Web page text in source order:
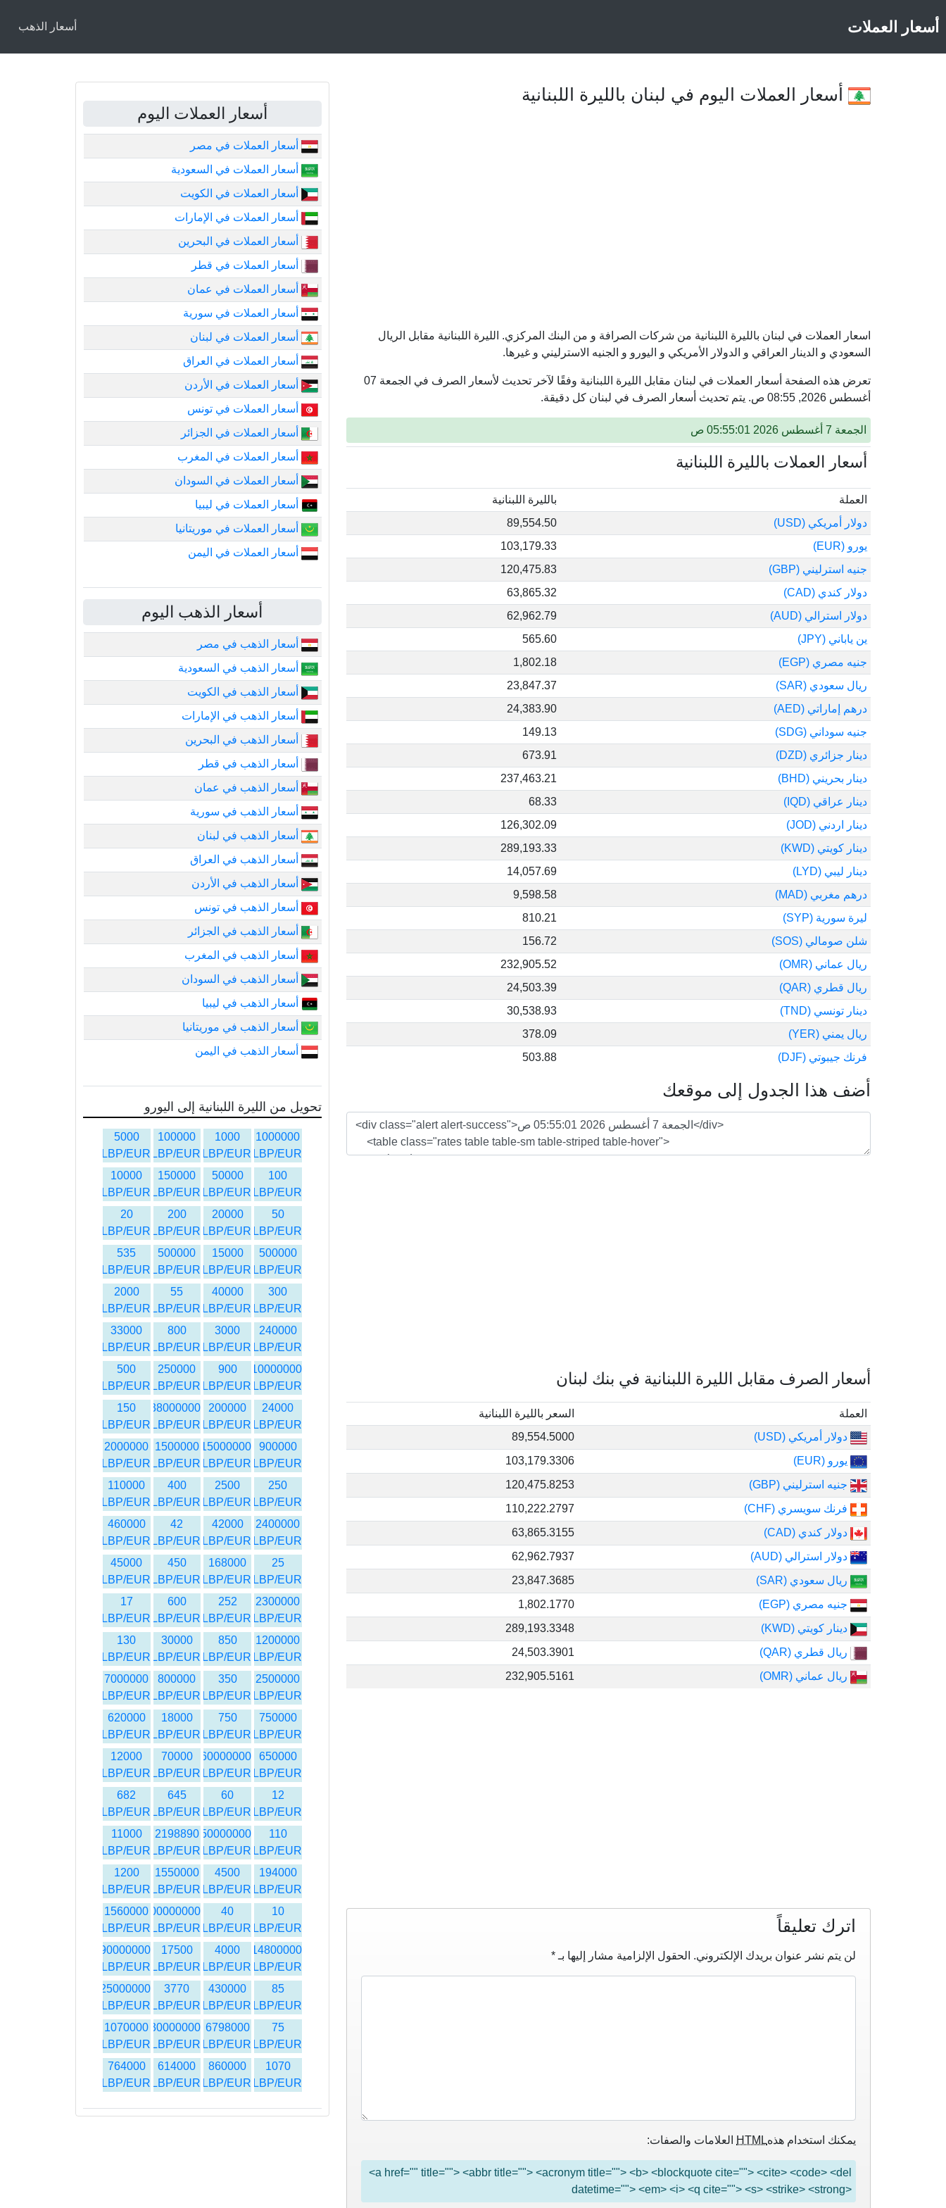
أسعار العملات أسعار الذهب
أسعار العملات اليوم في لبنان بالليرة اللبنانية
اسعار العملات في لبنان بالليرة اللبنانية من شركات الصرافة و من البنك المركزي. الليرة اللبنانية مقابل الريال
السعودي و الدينار العراقي و الدولار الأمريكي و اليورو و الجنيه الاسترليني و غيرها.
تعرض هذه الصفحة أسعار العملات في لبنان مقابل الليرة اللبنانية وفقًا لآخر تحديث لأسعار الصرف في الجمعة 07
أغسطس 2026, 08:55 ص. يتم تحديث أسعار الصرف في لبنان كل دقيقة.
الجمعة 7 أغسطس 2026 05:55:01 ص
أسعار العملات بالليرة اللبنانية
العملة
بالليرة اللبنانية
دولار أمريكي (USD)
89,554.50
يورو (EUR)
103,179.33
جنيه استرليني (GBP)
120,475.83
دولار كندي (CAD)
63,865.32
دولار استرالي (AUD)
62,962.79
ين ياباني (JPY)
565.60
جنيه مصري (EGP)
1,802.18
ريال سعودي (SAR)
23,847.37
درهم إماراتي (AED)
24,383.90
جنيه سوداني (SDG)
149.13
دينار جزائري (DZD)
673.91
دينار بحريني (BHD)
237,463.21
دينار عراقي (IQD)
68.33
دينار اردني (JOD)
126,302.09
دينار كويتي (KWD)
289,193.33
دينار ليبي (LYD)
14,057.69
درهم مغربي (MAD)
9,598.58
ليرة سورية (SYP)
810.21
شلن صومالي (SOS)
156.72
ريال عماني (OMR)
232,905.52
ريال قطري (QAR)
24,503.39
دينار تونسي (TND)
30,538.93
ريال يمني (YER)
378.09
فرنك جيبوتي (DJF)
503.88
أضف هذا الجدول إلى موقعك
أسعار الصرف مقابل الليرة اللبنانية في بنك لبنان
العملة
السعر بالليرة اللبنانية
دولار أمريكي (USD)
89,554.5000
يورو (EUR)
103,179.3306
جنيه استرليني (GBP)
120,475.8253
فرنك سويسري (CHF)
110,222.2797
دولار كندي (CAD)
63,865.3155
دولار استرالي (AUD)
62,962.7937
ريال سعودي (SAR)
23,847.3685
جنيه مصري (EGP)
1,802.1770
دينار كويتي (KWD)
289,193.3348
ريال قطري (QAR)
24,503.3901
ريال عماني (OMR)
232,905.5161
اترك تعليقاً
لن يتم نشر عنوان بريدك الإلكتروني. الحقول الإلزامية مشار إليها بـ *
يمكنك استخدام هذهHTML العلامات والصفات:
<a href="" title=""> <abbr title=""> <acronym title=""> <b> <blockquote cite=""> <cite> <code> <del
datetime=""> <em> <i> <q cite=""> <s> <strike> <strong>
أسعار العملات اليوم
أسعار العملات في مصر
أسعار العملات في السعودية
أسعار العملات في الكويت
أسعار العملات في الإمارات
أسعار العملات في البحرين
أسعار العملات في قطر
أسعار العملات في عمان
أسعار العملات في سورية
أسعار العملات في لبنان
أسعار العملات في العراق
أسعار العملات في الأردن
أسعار العملات في تونس
أسعار العملات في الجزائر
أسعار العملات في المغرب
أسعار العملات في السودان
أسعار العملات في ليبيا
أسعار العملات في موريتانيا
أسعار العملات في اليمن
أسعار الذهب اليوم
أسعار الذهب في مصر
أسعار الذهب في السعودية
أسعار الذهب في الكويت
أسعار الذهب في الإمارات
أسعار الذهب في البحرين
أسعار الذهب في قطر
أسعار الذهب في عمان
أسعار الذهب في سورية
أسعار الذهب في لبنان
أسعار الذهب في العراق
أسعار الذهب في الأردن
أسعار الذهب في تونس
أسعار الذهب في الجزائر
أسعار الذهب في المغرب
أسعار الذهب في السودان
أسعار الذهب في ليبيا
أسعار الذهب في موريتانيا
أسعار الذهب في اليمن
تحويل من الليرة اللبنانية إلى اليورو
1000000
LBP/EUR
1000
LBP/EUR
100000
LBP/EUR
5000
LBP/EUR
100
LBP/EUR
50000
LBP/EUR
150000
LBP/EUR
10000
LBP/EUR
50
LBP/EUR
20000
LBP/EUR
200
LBP/EUR
20
LBP/EUR
500000
LBP/EUR
15000
LBP/EUR
500000
LBP/EUR
535
LBP/EUR
300
LBP/EUR
40000
LBP/EUR
55
LBP/EUR
2000
LBP/EUR
240000
LBP/EUR
3000
LBP/EUR
800
LBP/EUR
33000
LBP/EUR
10000000
LBP/EUR
900
LBP/EUR
250000
LBP/EUR
500
LBP/EUR
24000
LBP/EUR
200000
LBP/EUR
38000000
LBP/EUR
150
LBP/EUR
900000
LBP/EUR
15000000
LBP/EUR
1500000
LBP/EUR
2000000
LBP/EUR
250
LBP/EUR
2500
LBP/EUR
400
LBP/EUR
110000
LBP/EUR
2400000
LBP/EUR
42000
LBP/EUR
42
LBP/EUR
460000
LBP/EUR
25
LBP/EUR
168000
LBP/EUR
450
LBP/EUR
45000
LBP/EUR
2300000
LBP/EUR
252
LBP/EUR
600
LBP/EUR
17
LBP/EUR
1200000
LBP/EUR
850
LBP/EUR
30000
LBP/EUR
130
LBP/EUR
2500000
LBP/EUR
350
LBP/EUR
800000
LBP/EUR
7000000
LBP/EUR
750000
LBP/EUR
750
LBP/EUR
18000
LBP/EUR
620000
LBP/EUR
650000
LBP/EUR
60000000
LBP/EUR
70000
LBP/EUR
12000
LBP/EUR
12
LBP/EUR
60
LBP/EUR
645
LBP/EUR
682
LBP/EUR
110
LBP/EUR
50000000
LBP/EUR
2198890
LBP/EUR
11000
LBP/EUR
194000
LBP/EUR
4500
LBP/EUR
1550000
LBP/EUR
1200
LBP/EUR
10
LBP/EUR
40
LBP/EUR
400000000
LBP/EUR
1560000
LBP/EUR
14800000
LBP/EUR
4000
LBP/EUR
17500
LBP/EUR
90000000
LBP/EUR
85
LBP/EUR
430000
LBP/EUR
3770
LBP/EUR
25000000
LBP/EUR
75
LBP/EUR
6798000
LBP/EUR
30000000
LBP/EUR
1070000
LBP/EUR
1070
LBP/EUR
860000
LBP/EUR
614000
LBP/EUR
764000
LBP/EUR